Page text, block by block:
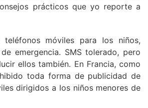
prácticos que yo reporte a
móviles para los niños,
emergencia. SMS tolerado, pero
ellos también. En Francia, como
toda forma de publicidad de
dirigidos a los niños menores de